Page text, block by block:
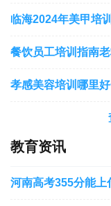
临海2024年美甲培
餐饮员工培训指南
孝感美容培训哪里
教育资讯
河南高考355分能上